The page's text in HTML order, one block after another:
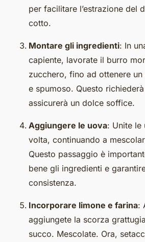
per facilitare l’estrazione del
cotto.
Montare gli ingredienti: In
capiente, lavorate il burro
zucchero, fino ad ottenere
e spumoso. Questo
assicurerà un dolce soffice.
Aggiungere le uova: Unite le
volta, continuando a
Questo passaggio è
bene gli ingredienti e
consistenza.
Incorporare limone e farina:
aggiungete la scorza
succo. Mescolate. Ora,